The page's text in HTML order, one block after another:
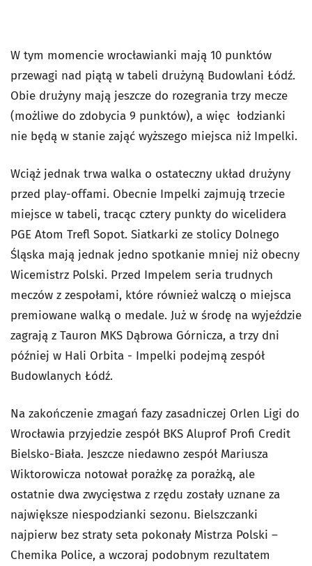
W tym momencie wrocławianki mają 10 punktów
przewagi nad piątą w tabeli drużyną Budowlani Łódź.
Obie drużyny mają jeszcze do rozegrania trzy mecze
(możliwe do zdobycia 9 punktów), a więc łodzianki
nie będą w stanie zająć wyższego miejsca niż Impelki.
Wciąż jednak trwa walka o ostateczny układ drużyny
przed play-offami. Obecnie Impelki zajmują trzecie
miejsce w tabeli, tracąc cztery punkty do wicelidera
PGE Atom Trefl Sopot. Siatkarki ze stolicy Dolnego
Śląska mają jednak jedno spotkanie mniej niż obecny
Wicemistrz Polski. Przed Impelem seria trudnych
meczów z zespołami, które również walczą o miejsca
premiowane walką o medale. Już w środę na wyjeździe
zagrają z Tauron MKS Dąbrowa Górnicza, a trzy dni
później w Hali Orbita - Impelki podejmą zespół
Budowlanych Łódź.
Na zakończenie zmagań fazy zasadniczej Orlen Ligi do
Wrocławia przyjedzie zespół BKS Aluprof Profi Credit
Bielsko-Biała. Jeszcze niedawno zespół Mariusza
Wiktorowicza notował porażkę za porażką, ale
ostatnie dwa zwycięstwa z rzędu zostały uznane za
największe niespodzianki sezonu. Bielszczanki
najpierw bez straty seta pokonały Mistrza Polski –
Chemika Police, a wczoraj podobnym rezultatem